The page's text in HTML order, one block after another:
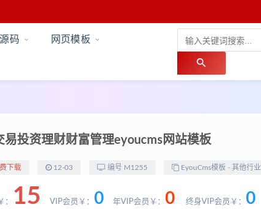
码 网页模板
易投资理财财富管理eyoucms网站模板
下载 12-03 编号 M1255 EyouCms模板 - 其他行业
： 15 VIP会员￥： 0 年VIP会员￥： 0 终身VIP会员￥： 0